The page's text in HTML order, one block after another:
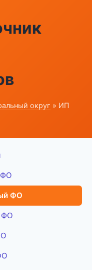
округ » ИП
ФО
ФО
ФО